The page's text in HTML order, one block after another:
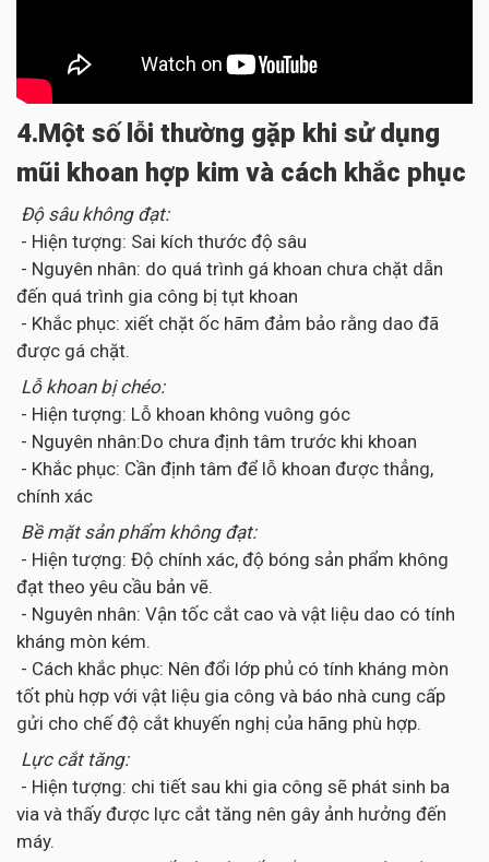
4.Một số lỗi thường gặp khi sử dụng
mũi khoan hợp kim và cách khắc phục
Độ sâu không đạt:
- Hiện tượng: Sai kích thước độ sâu
- Nguyên nhân: do quá trình gá khoan chưa chặt dẫn
đến quá trình gia công bị tụt khoan
- Khắc phục: xiết chặt ốc hãm đảm bảo rằng dao đã
được gá chặt.
Lỗ khoan bị chéo:
- Hiện tượng: Lỗ khoan không vuông góc
- Nguyên nhân:Do chưa định tâm trước khi khoan
- Khắc phục: Cần định tâm để lỗ khoan được thẳng,
chính xác
Bề mặt sản phẩm không đạt:
- Hiện tượng: Độ chính xác, độ bóng sản phẩm không
đạt theo yêu cầu bản vẽ.
- Nguyên nhân: Vận tốc cắt cao và vật liệu dao có tính
kháng mòn kém.
- Cách khắc phục: Nên đổi lớp phủ có tính kháng mòn
tốt phù hợp với vật liệu gia công và báo nhà cung cấp
gửi cho chế độ cắt khuyến nghị của hãng phù hợp.
Lực cắt tăng:
- Hiện tượng: chi tiết sau khi gia công sẽ phát sinh ba
via và thấy được lực cắt tăng nên gây ảnh hưởng đến
máy.